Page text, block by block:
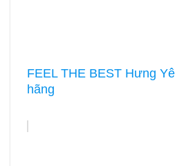
FEEL THE BEST Hưng
hãng